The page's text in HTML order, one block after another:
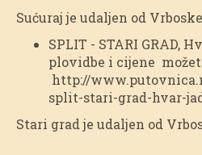
Sućuraj je udaljen od
SPLIT - STARI GRAD,
plovidbe i cijene
http://
split-stari-grad-hvar-
Stari grad je udaljen od